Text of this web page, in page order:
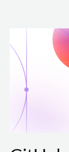
para
conteúdo